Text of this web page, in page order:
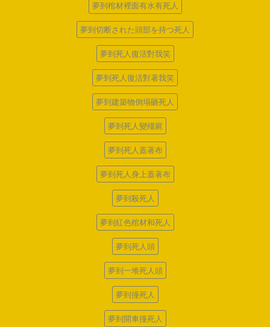
夢到棺材裡面有水有死人
夢到切断された頭部を持つ死人
夢到死人復活對我笑
夢到死人復活對著我笑
夢到建築物倒塌砸死人
夢到死人變殭屍
夢到死人蓋著布
夢到死人身上蓋著布
夢到殺死人
夢到紅色棺材和死人
夢到死人頭
夢到一堆死人頭
夢到撞死人
夢到開車撞死人